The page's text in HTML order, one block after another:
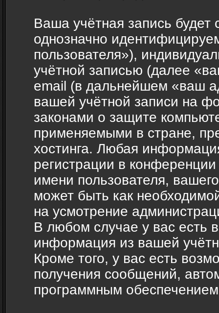
Ваша учётная запись
однозначно
пользователя»),
учётной записью (далее
email (в дальнейшем «ваш
вашей учётной записи на
законами о защите
применяемыми в стране,
хостинга. Любая
регистрации в
имени пользователя,
может быть как
на усмотрение
В любом случае у вас есть
информация из вашей
Кроме того, у вас есть
получения сообщений,
программным